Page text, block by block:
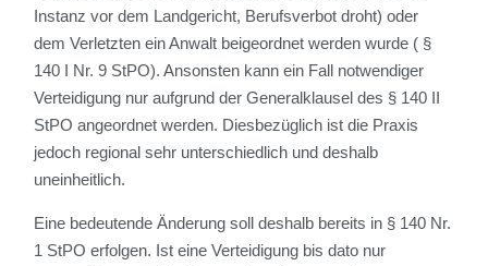
Instanz vor dem Landgericht, Berufsverbot droht) oder
dem Verletzten ein Anwalt beigeordnet werden wurde ( §
140 I Nr. 9 StPO). Ansonsten kann ein Fall notwendiger
Verteidigung nur aufgrund der Generalklausel des § 140 II
StPO angeordnet werden. Diesbezüglich ist die Praxis
jedoch regional sehr unterschiedlich und deshalb
uneinheitlich.
Eine bedeutende Änderung soll deshalb bereits in § 140 Nr.
1 StPO erfolgen. Ist eine Verteidigung bis dato nur